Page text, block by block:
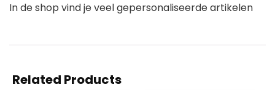
In de shop vind je veel gepersonaliseerde artikelen
Related Products